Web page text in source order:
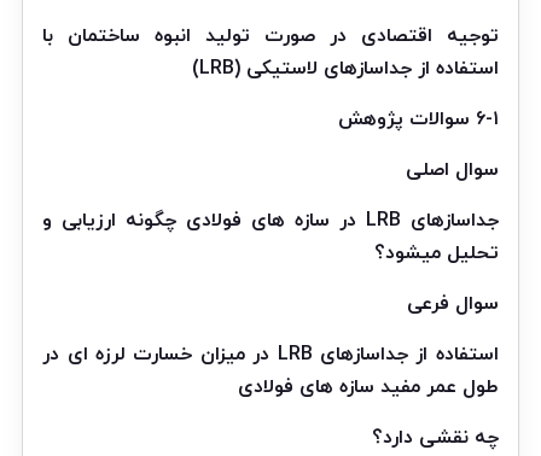
توجیه اقتصادی در صورت تولید انبوه ساختمان با
استفاده از جداسازهای لاستیکی (LRB)
۶-۱ سوالات پژوهش
سوال اصلی
جداسازهای LRB در سازه های فولادی چگونه ارزیابی و
تحلیل میشود؟
سوال فرعی
استفاده از جداسازهای LRB در میزان خسارت لرزه ای در
طول عمر مفید سازه های فولادی
چه نقشی دارد؟